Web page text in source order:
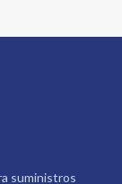
suministros